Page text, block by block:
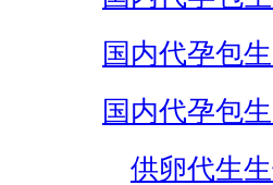
国内代孕包
国内代孕包
供卵代生